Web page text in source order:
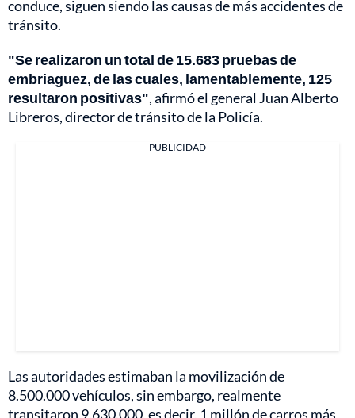
conduce, siguen siendo las causas de más accidentes de
tránsito.
"Se realizaron un total de 15.683 pruebas de
embriaguez, de las cuales, lamentablemente, 125
resultaron positivas", afirmó el general Juan Alberto
Libreros, director de tránsito de la Policía.
PUBLICIDAD
Las autoridades estimaban la movilización de
8.500.000 vehículos, sin embargo, realmente
transitaron 9.630.000, es decir, 1 millón de carros más